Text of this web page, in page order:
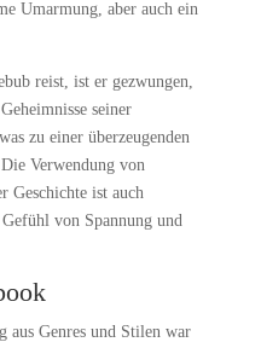
Umarmung, aber auch ein
reist, ist er gezwungen,
seiner
zu einer überzeugenden
Verwendung von
Geschichte ist auch
von Spannung und
aus Genres und Stilen war